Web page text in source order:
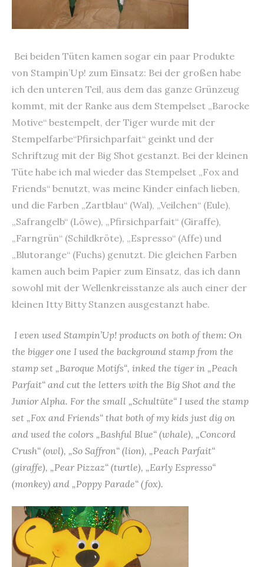
Bei beiden Tüten kamen sogar ein paar Produkte
von Stampin’Up! zum Einsatz: Bei der großen habe
ich den unteren Teil, aus dem das ganze Grünzeug
kommt, mit der Ranke aus dem Stempelset „Barocke
Motive“ bestempelt, der Tiger wurde mit der
Stempelfarbe“Pfirsichparfait“ geinkt und der
Schriftzug mit der Big Shot gestanzt. Bei der kleinen
Tüte habe ich mal wieder das Stempelset „Fox and
Friends“ benutzt, was meine Kinder einfach lieben,
und die Farben „Zartblau“ (Wal), „Veilchen“ (Eule),
„Safrangelb“ (Löwe), „Pfirsichparfait“ (Giraffe),
„Farngrün“ (Schildkröte), „Espresso“ (Affe) und
„Blutorange“ (Fuchs) genutzt. Die gleichen Farben
kamen auch beim Papier zum Einsatz, das ich dann
sowohl mit der Wellenkreisstanze als auch einer der
kleinen Itty Bitty Stanzen ausgestanzt habe.
I even used Stampin’Up! products on both of them: On
the bigger one I used the background stamp from the
stamp set „Baroque Motifs“, inked the tiger in „Peach
Parfait“ and cut the letters with the Big Shot and the
Junior Alpha. For the small „Schultüte“ I used the stamp
set „Fox and Friends“ that both of my kids just dig on
and used the colors „Bashful Blue“ (whale), „Concord
Crush“ (owl), „So Saffron“ (lion), „Peach Parfait“
(giraffe), „Pear Pizzaz“ (turtle), „Early Espresso“
(monkey) and „Poppy Parade“ (fox).